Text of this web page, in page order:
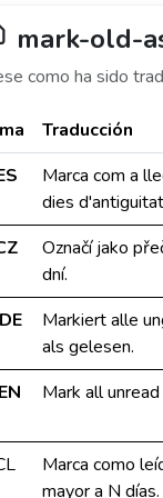
mark-old-
como ha sido
Traducción
Marca com a
dies
Označí jako
dní.
Markiert alle
als gelesen.
Mark all
Marca como
mayor a N días.